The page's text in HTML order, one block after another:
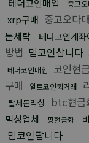
테더코인매입 중고
xrp구매 중고오다
돈세탁
테더코인계좌
방법 밈코인삽니다
테더코인매입 코인현
구매
알트코인퀵거래
탈세돈믹싱 btc현금
믹싱업체
핑현금화
밈코인팝니다